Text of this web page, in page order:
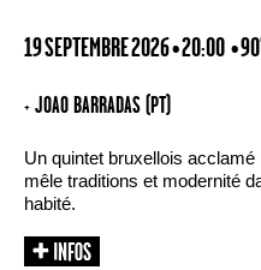
19 SEPTEMBRE 2026 • 20:00 •
+ JOAO BARRADAS (PT)
Un quintet bruxellois
mêle traditions et modernité
habité.